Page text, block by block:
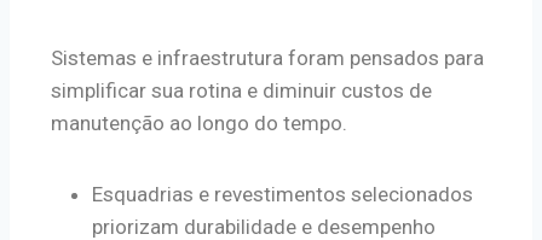
Sistemas e infraestrutura foram pensados para
simplificar sua rotina e diminuir custos de
manutenção ao longo do tempo.
Esquadrias e revestimentos selecionados
priorizam durabilidade e desempenho